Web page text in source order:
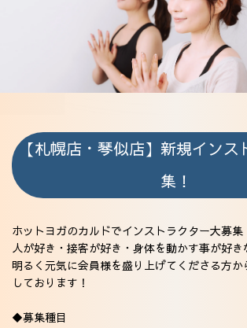
【札幌店・琴似店】新規インス
集！
ホットヨガのカルドでインストラクター大募集
人が好き・接客が好き・身体を動かす事が好き
明るく元気に会員様を盛り上げてくださる方か
しております！
◆募集種目